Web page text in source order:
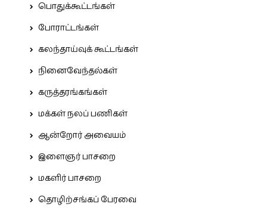
பொதுக்கூட்டங்கள்
போராட்டங்கள்
கலந்தாய்வுக் கூட்டங்கள்
நினைவேந்தல்கள்
கருத்தரங்கங்கள்
மக்கள் நலப் பணிகள்
ஆன்றோர் அவையம்
இளைஞர் பாசறை
மகளிர் பாசறை
தொழிற்சங்கப் பேரவை